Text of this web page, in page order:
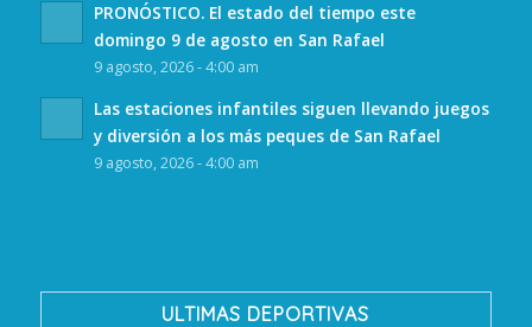
PRONÓSTICO. El estado del tiempo este
domingo 9 de agosto en San Rafael
9 agosto, 2026 - 4:00 am
Las estaciones infantiles siguen llevando juegos
y diversión a los más peques de San Rafael
9 agosto, 2026 - 4:00 am
ULTIMAS DEPORTIVAS